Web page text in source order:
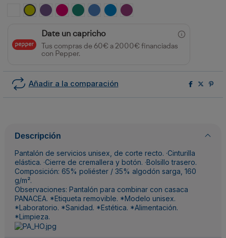
BLANCOPISTACHO
UVA ROSETONVERDE LABAZUL LABAZUL DANUBIO
VIOLETA
Date un capricho
Tus compras de 60€ a 2000€ financiadas
con Pepper.
Añadir a la comparación
Descripción
Pantalón de servicios unisex, de corte recto. ·Cinturilla
elástica. ·Cierre de cremallera y botón. ·Bolsillo trasero.
Composición: 65% poliéster / 35% algodón sarga, 160
g/m².
Observaciones: Pantalón para combinar con casaca
PANACEA. *Etiqueta removible. *Modelo unisex.
*Laboratorio. *Sanidad. *Estética. *Alimentación.
*Limpieza.